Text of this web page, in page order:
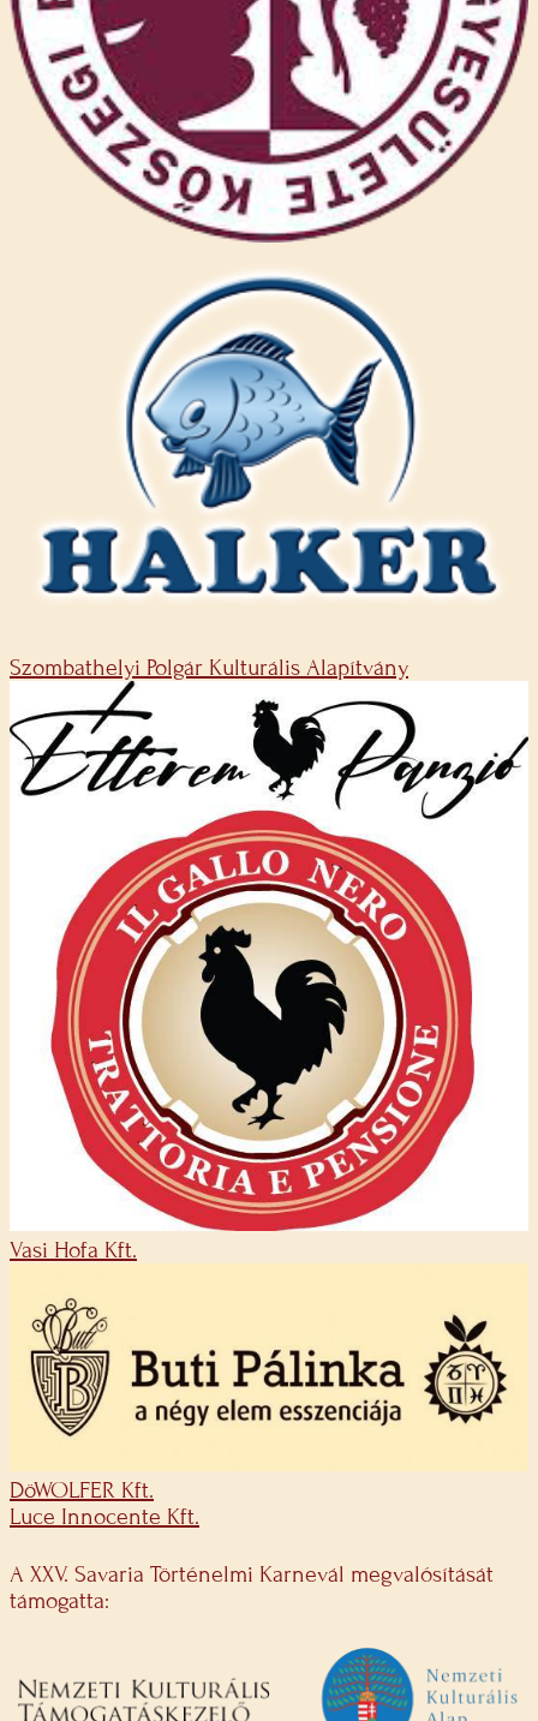
Szombathelyi Polgár Kulturális Alapítvány
Vasi Hofa Kft.
DöWOLFER Kft.
Luce Innocente Kft.
A XXV. Savaria Történelmi Karnevál megvalósítását
támogatta: